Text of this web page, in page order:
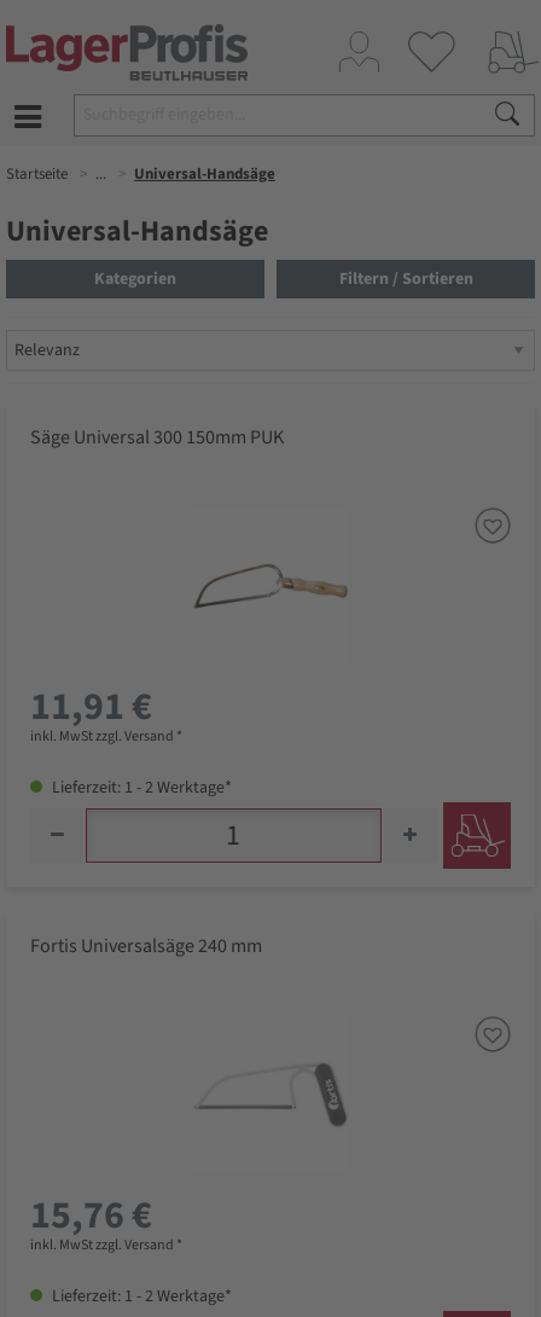
Startseite ... Universal-Handsäge
Universal-Handsäge
Kategorien Filtern / Sortieren
Säge Universal 300 150mm PUK
11,91 €
inkl. MwSt zzgl. Versand *
Lieferzeit: 1 - 2 Werktage*
Fortis Universalsäge 240 mm
15,76 €
inkl. MwSt zzgl. Versand *
Lieferzeit: 1 - 2 Werktage*